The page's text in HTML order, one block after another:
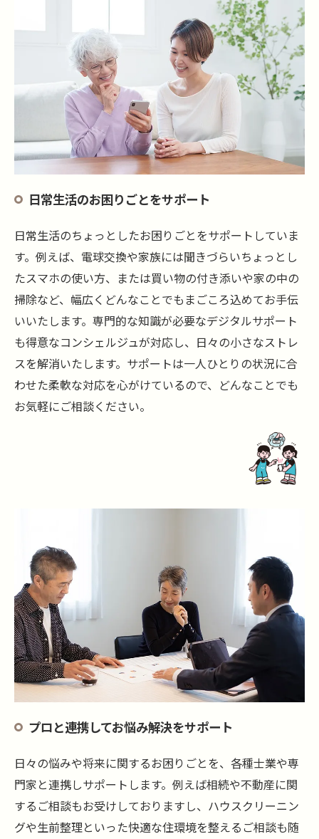
日常生活のお困りごとをサポート
日常生活のちょっとしたお困りごとをサポートしていま
す。例えば、電球交換や家族には聞きづらいちょっとし
たスマホの使い方、または買い物の付き添いや家の中の
掃除など、幅広くどんなことでもまごころ込めてお手伝
いいたします。専門的な知識が必要なデジタルサポート
も得意なコンシェルジュが対応し、日々の小さなストレ
スを解消いたします。サポートは一人ひとりの状況に合
わせた柔軟な対応を心がけているので、どんなことでも
お気軽にご相談ください。
プロと連携してお悩み解決をサポート
日々の悩みや将来に関するお困りごとを、各種士業や専
門家と連携しサポートします。例えば相続や不動産に関
するご相談もお受けしておりますし、ハウスクリーニン
グや生前整理といった快適な住環境を整えるご相談も随